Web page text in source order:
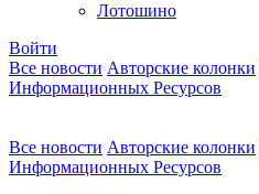
Лотошино
Войти
Все новости Авторские колонки
Информационных Ресурсов
Все новости Авторские колонки
Информационных Ресурсов